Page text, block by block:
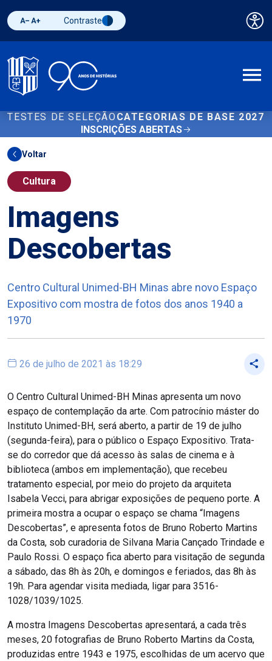
Diminuir fonte
Aumentar fonteAlternar contraste
Contraste
TESTES DE SELEÇÃO CATEGORIAS DE BASE 2027
INSCRIÇÕES ABERTAS
Voltar
Cultura
Imagens
Descobertas
Centro Cultural Unimed-BH Minas abre novo Espaço
Expositivo com mostra de fotos dos anos 1940 a
1970
26 de julho de 2021 às 18:29
O Centro Cultural Unimed-BH Minas apresenta um novo
espaço de contemplação da arte. Com patrocínio máster do
Instituto Unimed-BH, será aberto, a partir de 19 de julho
(segunda-feira), para o público o Espaço Expositivo. Trata-
se do corredor que dá acesso às salas de cinema e à
biblioteca (ambos em implementação), que recebeu
tratamento especial, por meio do projeto da arquiteta
Isabela Vecci, para abrigar exposições de pequeno porte. A
primeira mostra a ocupar o espaço se chama “Imagens
Descobertas”, e apresenta fotos de Bruno Roberto Martins
da Costa, sob curadoria de Silvana Maria Cançado Trindade e
Paulo Rossi. O espaço fica aberto para visitação de segunda
a sábado, das 8h às 20h, e domingos e feriados, das 8h às
19h. Para agendar visita mediada, ligar para 3516-
1028/1039/1025.
A mostra Imagens Descobertas apresentará, a cada três
meses, 20 fotografias de Bruno Roberto Martins da Costa,
produzidas entre 1943 e 1975, escolhidas de um acervo que